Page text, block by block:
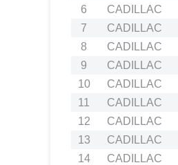
6
CADILLAC
7
CADILLAC
8
CADILLAC
9
CADILLAC
10
CADILLAC
11
CADILLAC
12
CADILLAC
13
CADILLAC
14
CADILLAC